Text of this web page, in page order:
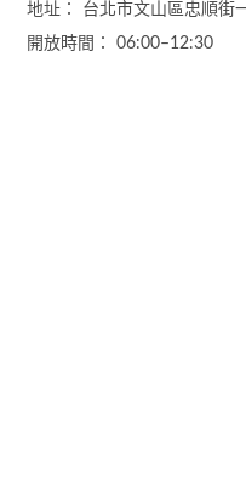
地址： 台北市文山區忠順街
開放時間： 06:00–12:30